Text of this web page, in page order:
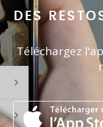
DES
Téléchargez